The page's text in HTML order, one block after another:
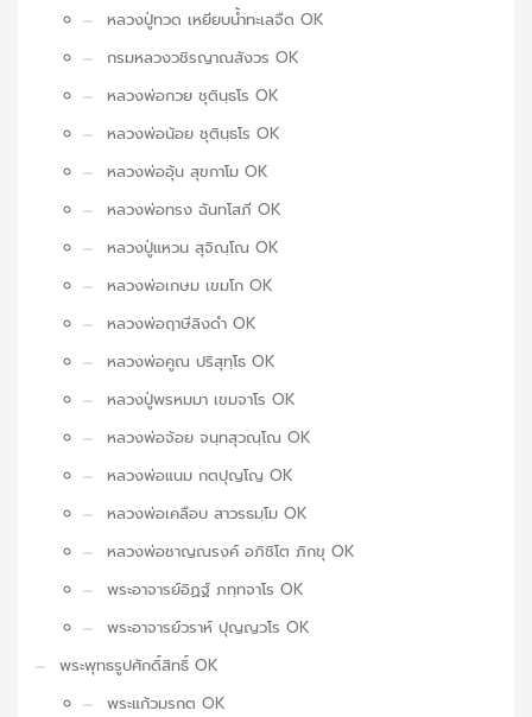
หลวงปู่ทวด เหยียบน้ำทะเลจืด OK
กรมหลวงวชิรญาณสังวร OK
หลวงพ่อกวย ชุตินฺธโร OK
หลวงพ่อน้อย ชุตินฺธโร OK
หลวงพ่ออุ้น สุขกาโม OK
หลวงพ่อทรง ฉันทโสภี OK
หลวงปู่แหวน สุจิณฺโณ OK
หลวงพ่อเกษม เขมโก OK
หลวงพ่อฤาษีลิงดำ OK
หลวงพ่อคูณ ปริสุทฺโธ OK
หลวงปู่พรหมมา เขมจาโร OK
หลวงพ่อจ้อย จนฺทสุวณฺโณ OK
หลวงพ่อแนม กตปุญโญ OK
หลวงพ่อเคลือบ สาวรธมฺโม OK
หลวงพ่อชาญณรงค์ อภิชิโต ภิกขุ OK
พระอาจารย์อิฏฐ์ ภทฺทจาโร OK
พระอาจารย์วราห์ ปุญญวโร OK
พระพุทธรูปศักดิ์สิทธิ์ OK
พระแก้วมรกต OK